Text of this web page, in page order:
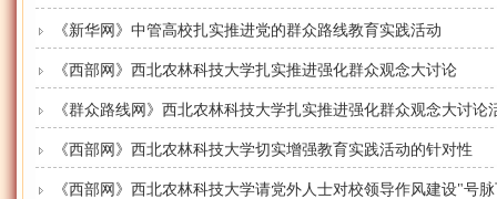
《新华网》中管高校扎实推进党的群众路线教育实践活动
《西部网》西北农林科技大学扎实推进强化群众观念大讨论
《群众路线网》西北农林科技大学扎实推进强化群众观念大讨论
《西部网》西北农林科技大学切实增强教育实践活动的针对性
《西部网》西北农林科技大学请党外人士对校领导作风建设"号